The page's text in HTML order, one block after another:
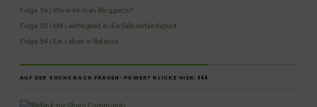
Folge 56 | Wie wird man Blogger:in?
Folge 55 | Mit Leichtigkeit in die Selbstständigkeit
Folge 54 | Ein Leben in Balance
AUF DER SUCHE NACH FRAUEN-POWER? KLICKE HIER: ⬇️⬇️⬇️